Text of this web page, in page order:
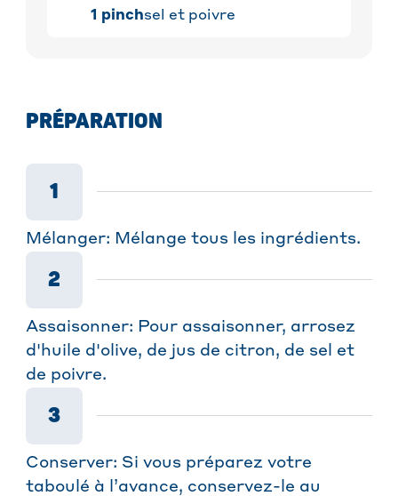
1 pinchsel et poivre
PRÉPARATION
1
Mélanger: Mélange tous les ingrédients.
2
Assaisonner: Pour assaisonner, arrosez
d'huile d'olive, de jus de citron, de sel et
de poivre.
3
Conserver: Si vous préparez votre
taboulé à l’avance, conservez-le au